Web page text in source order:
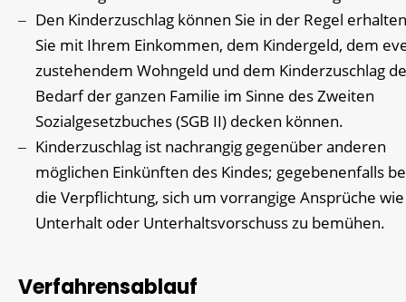
Den Kinderzuschlag können Sie in der Regel
Sie mit Ihrem Einkommen, dem Kindergeld, dem
zustehendem Wohngeld und dem Kinderzuschlag
Bedarf der ganzen Familie im Sinne des Zweiten
Sozialgesetzbuches (SGB II) decken können.
Kinderzuschlag ist nachrangig gegenüber anderen
möglichen Einkünften des Kindes; gegebenenfalls
die Verpflichtung, sich um vorrangige Ansprüche wie
Unterhalt oder Unterhaltsvorschuss zu bemühen.
Verfahrensablauf